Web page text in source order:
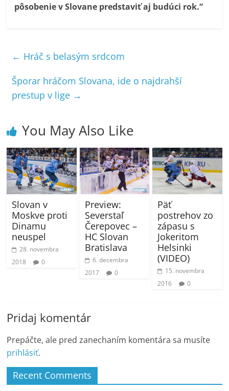
pôsobenie v Slovane predstaviť aj budúci rok.“
← Hráč s belasým srdcom
Šporar hráčom Slovana, ide o najdrahší
prestup v lige →
You May Also Like
Slovan v
Moskve proti
Dinamu
neuspel
28. novembra
2018
0
Preview:
Severstaľ
Čerepovec –
HC Slovan
Bratislava
6. decembra
2017
0
Päť
postrehov zo
zápasu s
Jokeritom
Helsinki
(VIDEO)
15. novembra
2016
0
Pridaj komentár
Prepáčte, ale pred zanechaním komentára sa musíte
prihlásiť.
Recent Comments